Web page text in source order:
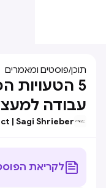
תוכן/פוסטים ומאמרים
5 הטעויות
עבודה
| Sagi Shrieber
לקריאת